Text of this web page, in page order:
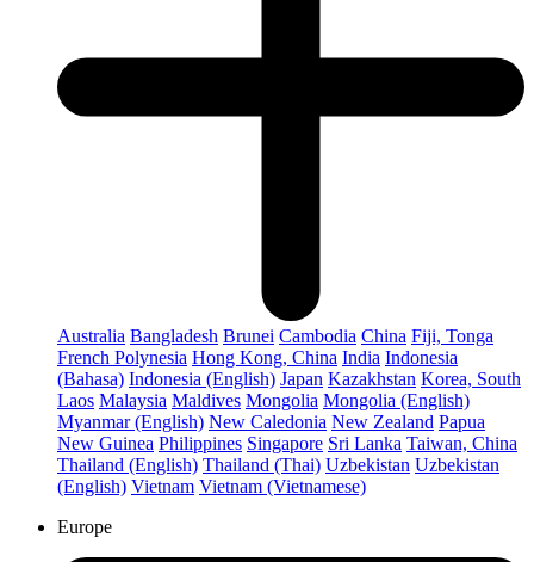
Australia Bangladesh Brunei Cambodia China Fiji, Tonga
French Polynesia Hong Kong, China India Indonesia
(Bahasa) Indonesia (English) Japan Kazakhstan Korea, South
Laos Malaysia Maldives Mongolia Mongolia (English)
Myanmar (English) New Caledonia New Zealand Papua
New Guinea Philippines Singapore Sri Lanka Taiwan, China
Thailand (English) Thailand (Thai) Uzbekistan Uzbekistan
(English) Vietnam Vietnam (Vietnamese)
Europe